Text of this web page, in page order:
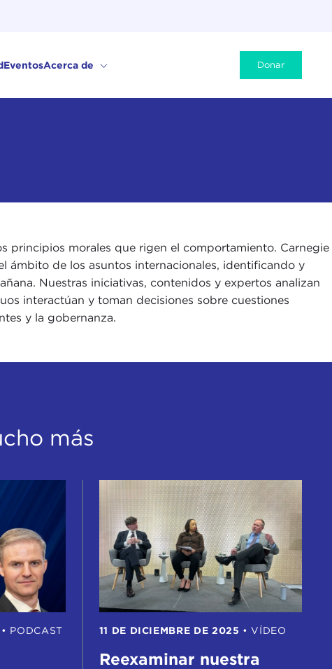
EventosAcerca de Donar
principios morales que rigen el comportamiento. Carnegie
ámbito de los asuntos internacionales, identificando y
Nuestras iniciativas, contenidos y expertos analizan
interactúan y toman decisiones sobre cuestiones
y la gobernanza.
más
• PODCAST 11 DE DICIEMBRE DE 2025 • VÍDEO
Reexaminar nuestra